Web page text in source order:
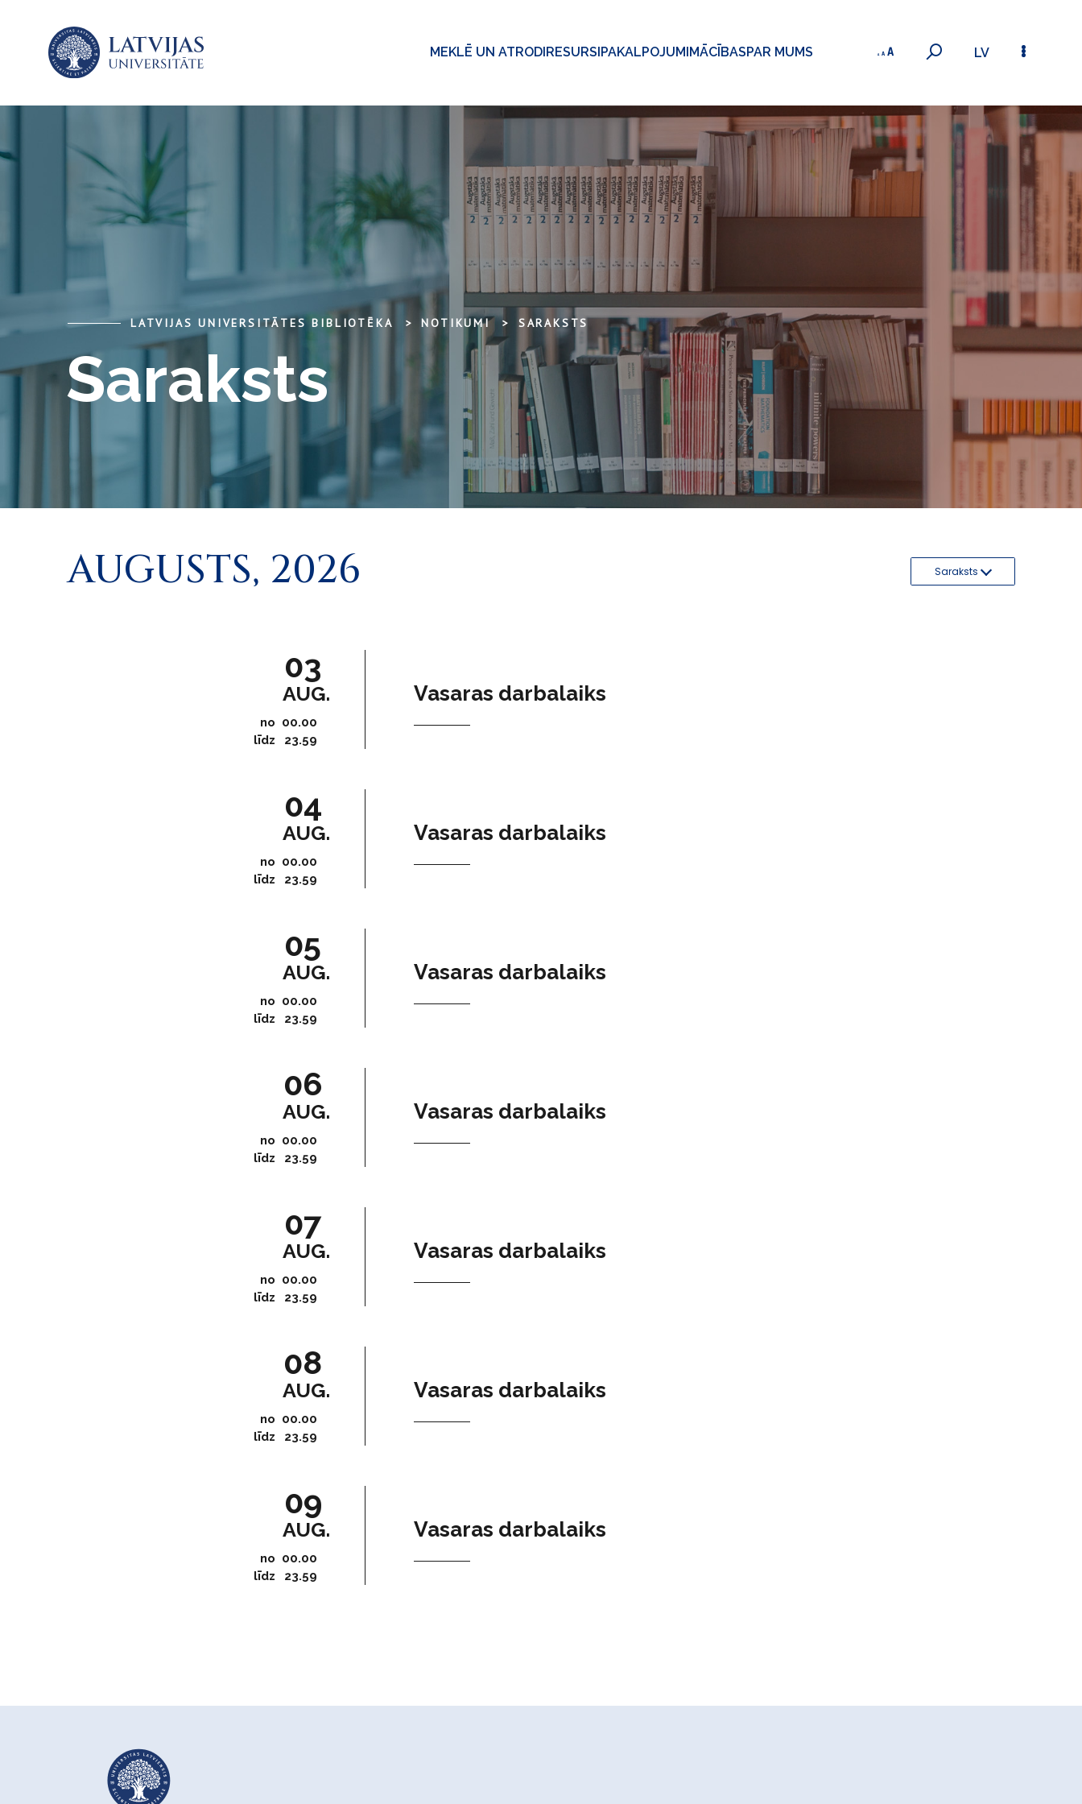
MEKLĒ UN ATRODIRESURSIPAKALPOJUMIMĀCĪBASPAR MUMS LV
LATVIJAS UNIVERSITĀTES BIBLIOTĒKA NOTIKUMI SARAKSTS
Saraksts
AUGUSTS, 2026 Saraksts
03
AUG.
no 00.00
līdz
23.59
Vasaras darbalaiks
04
AUG.
no 00.00
līdz
23.59
Vasaras darbalaiks
05
AUG.
no 00.00
līdz
23.59
Vasaras darbalaiks
06
AUG.
no 00.00
līdz
23.59
Vasaras darbalaiks
07
AUG.
no 00.00
līdz
23.59
Vasaras darbalaiks
08
AUG.
no 00.00
līdz
23.59
Vasaras darbalaiks
09
AUG.
no 00.00
līdz
23.59
Vasaras darbalaiks